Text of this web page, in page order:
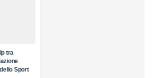
tra
Sport